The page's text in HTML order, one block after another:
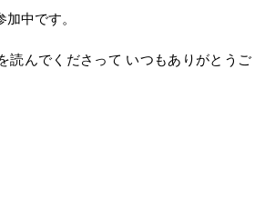
中です。
読んでくださって いつもありがとうご